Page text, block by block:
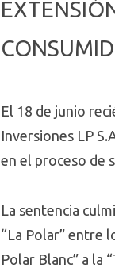
El 18 de junio
Inversiones LP
en el proceso de
La sentencia
“La Polar” entre
Polar Blanc” a la